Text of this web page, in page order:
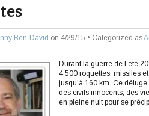
Ben-David on 4/29/15 • Categorized as
Durant la guerre de l’été
4 500 roquettes, missiles
jusqu’à 160 km. Ce
des civils innocents, des
en pleine nuit pour se